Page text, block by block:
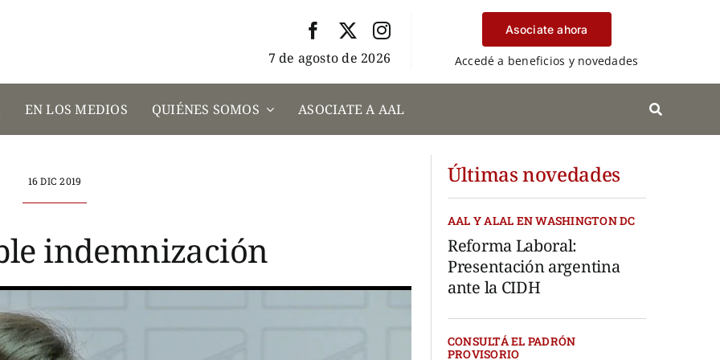
7 de agosto de 2026
Asociate ahora
Accedé a beneficios y novedades
EN LOS MEDIOS QUIÉNES SOMOS ASOCIATE A AAL
16 DIC 2019
indemnización
Últimas novedades
AAL Y ALAL EN WASHINGTON DC
Reforma Laboral:
Presentación argentina
ante la CIDH
CONSULTÁ EL PADRÓN
PROVISORIO